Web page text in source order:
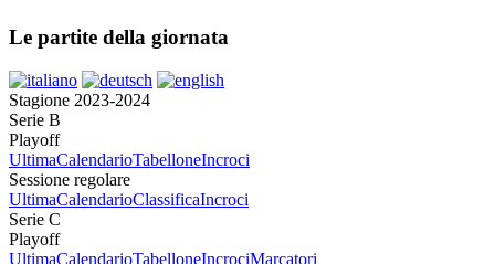
Le partite della giornata
Stagione 2023-2024
Serie B
Playoff
UltimaCalendarioTabelloneIncroci
Sessione regolare
UltimaCalendarioClassificaIncroci
Serie C
Playoff
UltimaCalendarioTabelloneIncrociMarcatori